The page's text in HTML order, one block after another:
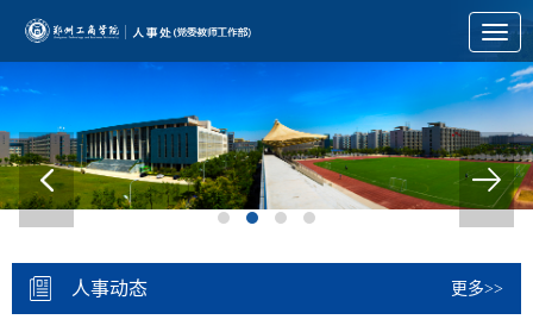
人事动态 更多>>